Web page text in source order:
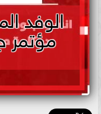
الوفد
مؤتمر